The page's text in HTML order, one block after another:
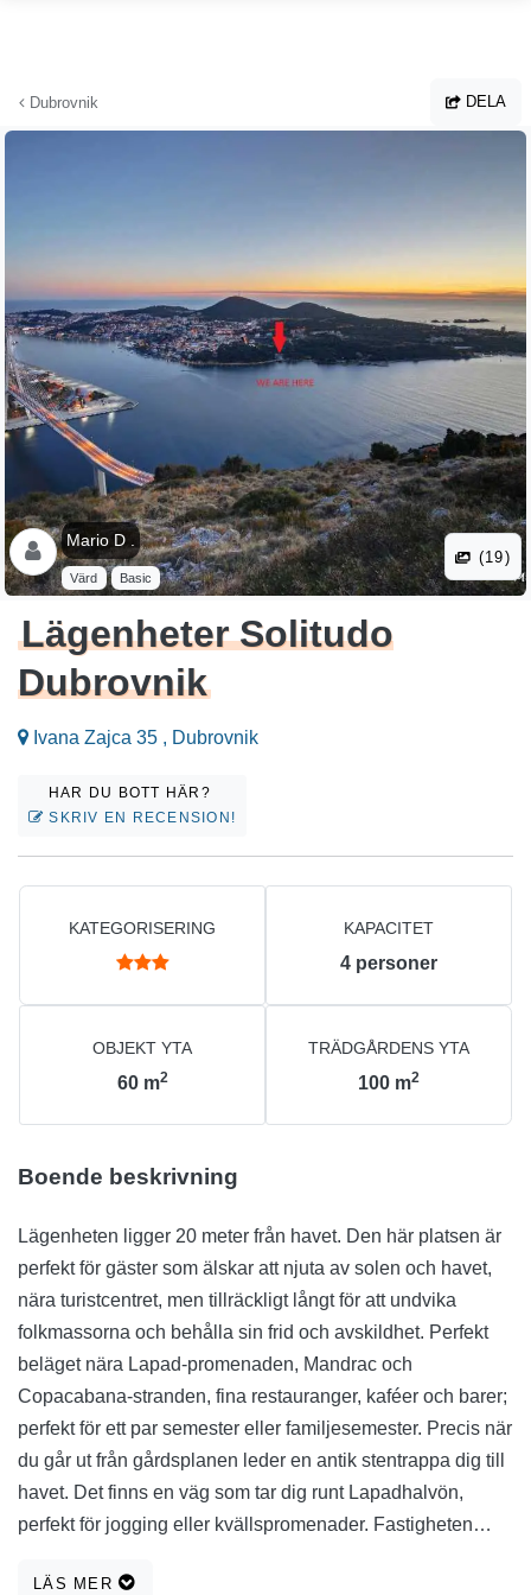
Dubrovnik DELA
Mario D .
Värd Basic
(19)
Lägenheter Solitudo
Dubrovnik
Ivana Zajca 35 , Dubrovnik
HAR DU BOTT HÄR?
SKRIV EN RECENSION!
KATEGORISERING KAPACITET
4 personer
OBJEKT YTA
60 m2
TRÄDGÅRDENS YTA
100 m2
Boende beskrivning
Lägenheten ligger 20 meter från havet. Den här platsen är
perfekt för gäster som älskar att njuta av solen och havet,
nära turistcentret, men tillräckligt långt för att undvika
folkmassorna och behålla sin frid och avskildhet. Perfekt
beläget nära Lapad-promenaden, Mandrac och
Copacabana-stranden, fina restauranger, kaféer och barer;
perfekt för ett par semester eller familjesemester. Precis när
du går ut från gårdsplanen leder en antik stentrappa dig till
havet. Det finns en väg som tar dig runt Lapadhalvön,
perfekt för jogging eller kvällspromenader. Fastigheten
stad. Jag tar dig mindre än 5 minuters promenad för att
LÄS MER